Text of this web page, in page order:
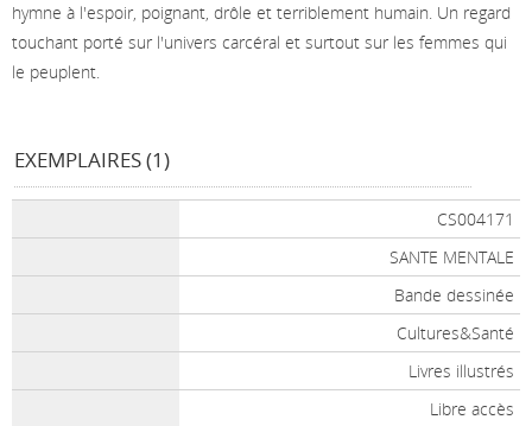
hymne à l'espoir, poignant, drôle et terriblement humain. Un regard
touchant porté sur l'univers carcéral et surtout sur les femmes qui
le peuplent.
EXEMPLAIRES (1)
CS004171
SANTE MENTALE
Bande dessinée
Cultures&Santé
Livres illustrés
Libre accès